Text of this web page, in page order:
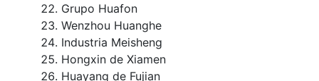
Grupo Huafon
Wenzhou Huanghe
Industria Meisheng
Hongxin de Xiamen
Huayang de Fujian